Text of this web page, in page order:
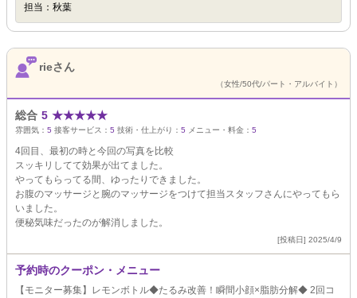
担当：秋葉
rieさん
（女性/50代/パート・アルバイト）
総合 5 ★★★★★
雰囲気： 5 接客サービス： 5 技術・仕上がり： 5 メニュー・料金： 5
4回目、最初の時と今回の写真を比較
スッキリしてて効果が出てました。
やってもらってる間、ゆったりできました。
お腹のマッサージと腕のマッサージをつけて担当スタッフさんにやってもら
いました。
便秘気味だったのが解消しました。
[投稿日] 2025/4/9
予約時のクーポン・メニュー
【モニター募集】レモンボトル◆たるみ改善！瞬間小顔×脂肪分解◆ 2回コ